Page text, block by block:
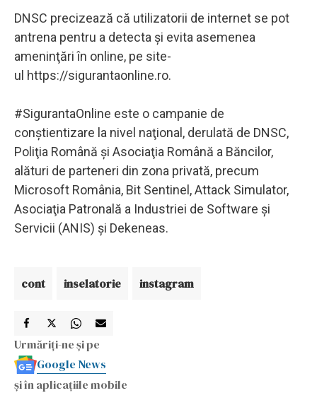
DNSC precizează că utilizatorii de internet se pot
antrena pentru a detecta şi evita asemenea
ameninţări în online, pe site-
ul https://sigurantaonline.ro.
#SigurantaOnline este o campanie de
conştientizare la nivel naţional, derulată de DNSC,
Poliţia Română şi Asociaţia Română a Băncilor,
alături de parteneri din zona privată, precum
Microsoft România, Bit Sentinel, Attack Simulator,
Asociaţia Patronală a Industriei de Software şi
Servicii (ANIS) şi Dekeneas.
cont inselatorie instagram
Urmăriți-ne și pe
Google News
și în aplicațiile mobile